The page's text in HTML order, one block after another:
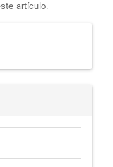
artículo.